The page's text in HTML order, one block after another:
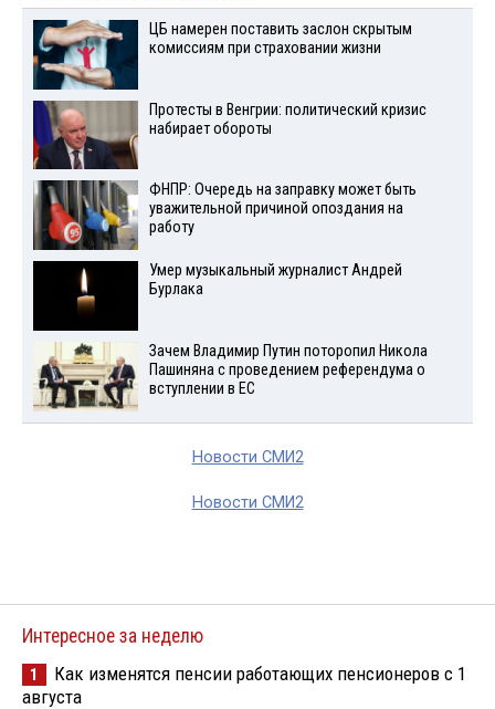
ЦБ намерен поставить заслон скрытым
комиссиям при страховании жизни
Протесты в Венгрии: политический кризис
набирает обороты
ФНПР: Очередь на заправку может быть
уважительной причиной опоздания на
работу
Умер музыкальный журналист Андрей
Бурлака
Зачем Владимир Путин поторопил Никола
Пашиняна с проведением референдума о
вступлении в ЕС
Новости СМИ2
Новости СМИ2
Интересное за неделю
1
Как изменятся пенсии работающих пенсионеров с 1
августа